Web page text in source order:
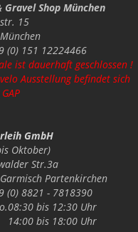
Gravel Shop München
15
(0) 151 12224466
ist dauerhaft geschlossen !
Ausstellung befindet sich
GmbH
Oktober)
Str.3a
Partenkirchen
(0) 8821 - 7818390
08:30 bis 12:30 Uhr
14:00 bis 18:00 Uhr